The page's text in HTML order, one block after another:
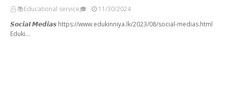
📚Educational service🎓
11/30/2024
𝙎𝙤𝙘𝙞𝙖𝙡 𝙈𝙚𝙙𝙞𝙖𝙨 https://www.edukinniya.lk/2023/08/social-medias.html
Eduki…